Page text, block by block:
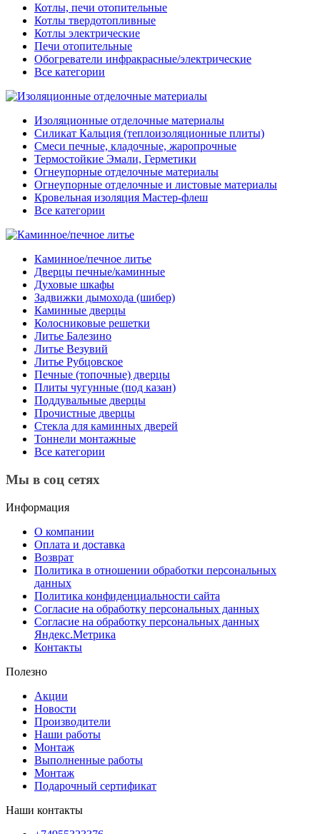
Котлы, печи отопительные
Котлы твердотопливные
Котлы электрические
Печи отопительные
Обогреватели инфракрасные/электрические
Все категории
Изоляционные отделочные материалы
Силикат Кальция (теплоизоляционные плиты)
Смеси печные, кладочные, жаропрочные
Термостойкие Эмали, Герметики
Огнеупорные отделочные материалы
Огнеупорные отделочные и листовые материалы
Кровельная изоляция Мастер-флеш
Все категории
Каминное/печное литье
Дверцы печные/каминные
Духовые шкафы
Задвижки дымохода (шибер)
Каминные дверцы
Колосниковые решетки
Литье Балезино
Литье Везувий
Литье Рубцовское
Печные (топочные) дверцы
Плиты чугунные (под казан)
Поддувальные дверцы
Прочистные дверцы
Стекла для каминных дверей
Тоннели монтажные
Все категории
Мы в соц сетях
Информация
О компании
Оплата и доставка
Возврат
Политика в отношении обработки персональных
данных
Политика конфиденциальности сайта
Согласие на обработку персональных данных
Согласие на обработку персональных данных
Яндекс.Метрика
Контакты
Полезно
Акции
Новости
Производители
Наши работы
Монтаж
Выполненные работы
Монтаж
Подарочный сертификат
Наши контакты